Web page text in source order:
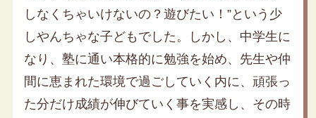
しなくちゃいけないの？遊びたい！”という少
しやんちゃな子どもでした。しかし、中学生に
なり、塾に通い本格的に勉強を始め、先生や仲
間に恵まれた環境で過ごしていく内に、頑張っ
た分だけ成績が伸びていく事を実感し、その時